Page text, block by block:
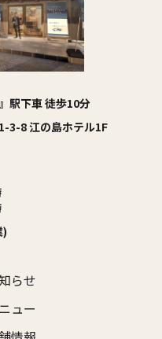
駅下車 徒歩10分
3-8 江の島ホテル1F
)
らせ
ュー